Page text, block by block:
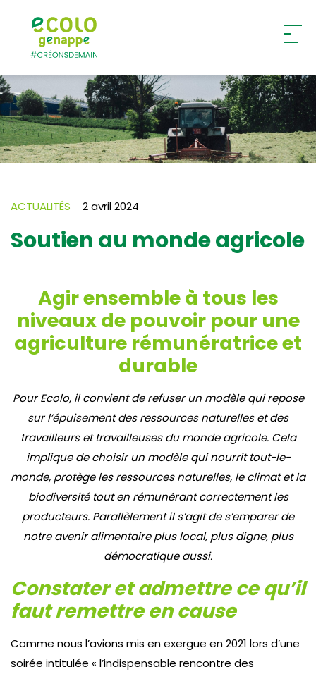
Ecolo – Genappe
ACTUALITÉS 2 avril 2024
Soutien au monde agricole
Agir ensemble à tous les
niveaux de pouvoir pour une
agriculture rémunératrice et
durable
Pour Ecolo, il convient de refuser un modèle qui repose
sur l’épuisement des ressources naturelles et des
travailleurs et travailleuses du monde agricole. Cela
implique de choisir un modèle qui nourrit tout-le-
monde, protège les ressources naturelles, le climat et la
biodiversité tout en rémunérant correctement les
producteurs. Parallèlement il s’agit de s’emparer de
notre avenir alimentaire plus local, plus digne, plus
démocratique aussi.
Constater et admettre ce qu’il
faut remettre en cause
Comme nous l’avions mis en exergue en 2021 lors d’une
soirée intitulée « l’indispensable rencontre des